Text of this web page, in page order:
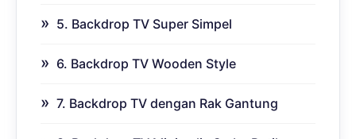
5. Backdrop TV Super Simpel
6. Backdrop TV Wooden Style
7. Backdrop TV dengan Rak Gantung